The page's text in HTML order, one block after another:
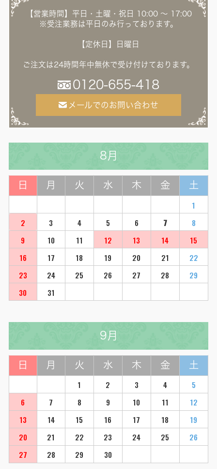
【営業時間】平日・土曜・祝日 10:00 ～ 17:00
※受注業務は平日のみ行っております。
【定休日】日曜日
ご注文は24時間年中無休で受け付けております。
0120-655-418
メールでのお問い合わせ
8月
日 月 火 水 木 金 土
1
2
3 4 5 6 7
8
9
10 11 12 13 14
15
16
17 18 19 20 21
22
23
24 25 26 27 28
29
30
31
9月
日 月 火 水 木 金 土
1 2 3 4
5
6
7 8 9 10 11
12
13
14 15 16 17 18
19
20
21 22 23 24 25
26
27
28 29 30